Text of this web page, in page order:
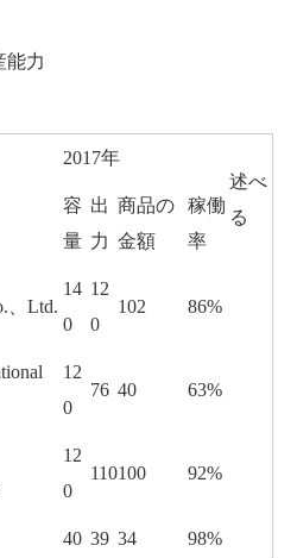
能力
2017年
述べ
る
容
量
出
力
商品の
金額
稼働
率
、Ltd.
14
0
12
0
102 86%
12
0
76 40 63%
12
0
110100 92%
40 39 34 98%